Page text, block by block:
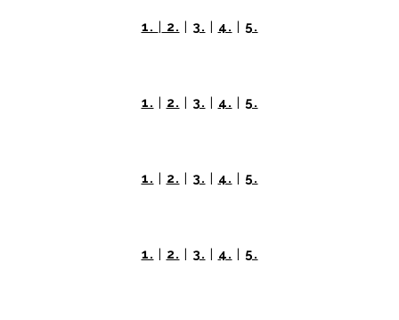
1. | 2. | 3. | 4. | 5.
1. | 2. | 3. | 4. | 5.
1. | 2. | 3. | 4. | 5.
1. | 2. | 3. | 4. | 5.